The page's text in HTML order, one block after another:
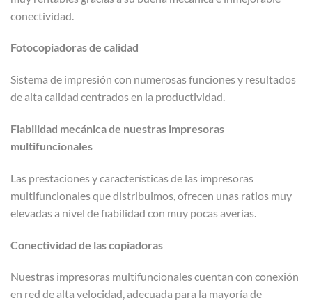
conectividad.
Fotocopiadoras de calidad
Sistema de impresión con numerosas funciones y resultados
de alta calidad centrados en la productividad.
Fiabilidad mecánica de nuestras impresoras
multifuncionales
Las prestaciones y características de las impresoras
multifuncionales que distribuimos, ofrecen unas ratios muy
elevadas a nivel de fiabilidad con muy pocas averías.
Conectividad de las copiadoras
Nuestras impresoras multifuncionales cuentan con conexión
en red de alta velocidad, adecuada para la mayoría de